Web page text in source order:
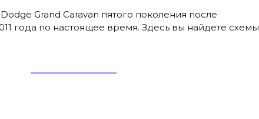
Grand Caravan пятого поколения после
года по настоящее время. Здесь вы найдете схемы